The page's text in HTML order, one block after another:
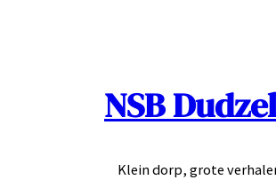
NSB
Klein dorp, grote